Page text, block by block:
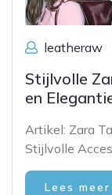
leatheraw
Stijlvolle
en
Artikel: Zara
Stijlvolle
Lees meer